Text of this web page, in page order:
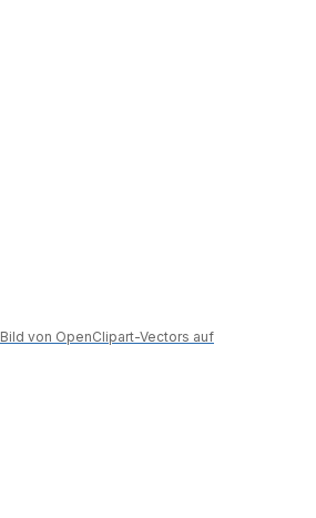
Bild von OpenClipart-Vectors auf